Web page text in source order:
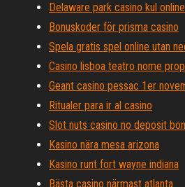
Delaware park casino kul
Bonuskoder för prisma casino
Spela gratis spel online utan
Casino lisboa teatro nome
Geant casino pessac 1er
Ritualer para ir al casino
Slot nuts casino no deposit
Kasino nära mesa arizona
Kasino runt fort wayne indiana
Bästa casino närmast atlanta